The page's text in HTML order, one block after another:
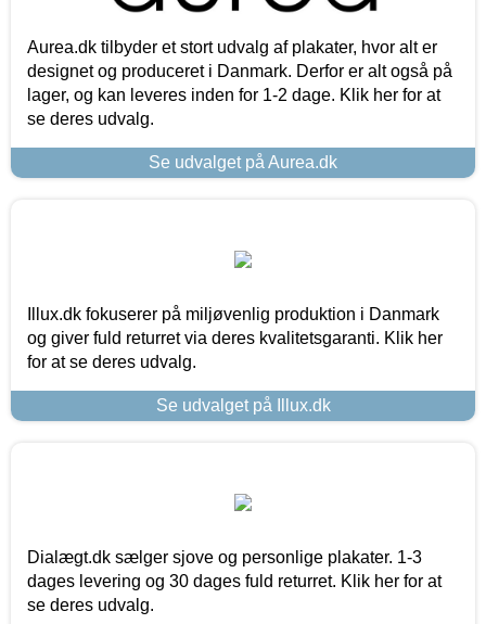
Aurea.dk tilbyder et stort udvalg af plakater, hvor alt er
designet og produceret i Danmark. Derfor er alt også på
lager, og kan leveres inden for 1-2 dage. Klik her for at
se deres udvalg.
Se udvalget på Aurea.dk
Illux.dk fokuserer på miljøvenlig produktion i Danmark
og giver fuld returret via deres kvalitetsgaranti. Klik her
for at se deres udvalg.
Se udvalget på Illux.dk
Dialægt.dk sælger sjove og personlige plakater. 1-3
dages levering og 30 dages fuld returret. Klik her for at
se deres udvalg.